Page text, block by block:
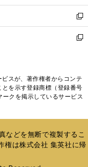
開
く
ウ
で
開
く
ン
ド
ウ
で
ウ
ィ
ン
ド
く
新
し
い
ド
ウ
で
新
ィ
ン
ド
開
く
スが、著作権者からコンテ
を示す登録商標（登録番号
クを掲示しているサービス
などを無断で複製するこ
権は株式会社 集英社に帰